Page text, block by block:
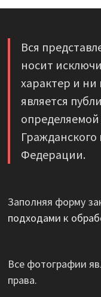
Вся
носит
характер и ни
является
Гражданского
Федерации.
Заполняя форму
подходами к
Все фотографии
права.